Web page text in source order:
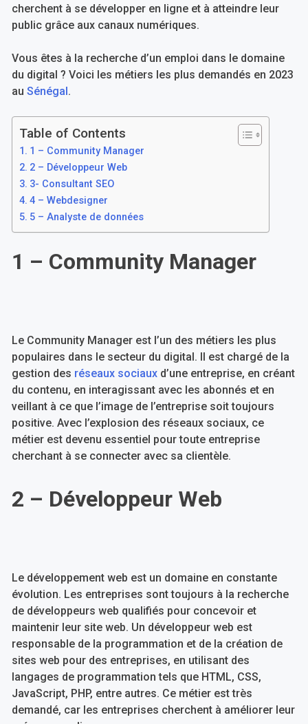
cherchent à se développer en ligne et à atteindre leur
public grâce aux canaux numériques.
Vous êtes à la recherche d’un emploi dans le domaine
du digital ? Voici les métiers les plus demandés en 2023
au Sénégal.
Table of Contents
1 – Community Manager
2 – Développeur Web
3- Consultant SEO
4 – Webdesigner
5 – Analyste de données
1 – Community Manager
Le Community Manager est l’un des métiers les plus
populaires dans le secteur du digital. Il est chargé de la
gestion des réseaux sociaux d’une entreprise, en créant
du contenu, en interagissant avec les abonnés et en
veillant à ce que l’image de l’entreprise soit toujours
positive. Avec l’explosion des réseaux sociaux, ce
métier est devenu essentiel pour toute entreprise
cherchant à se connecter avec sa clientèle.
2 – Développeur Web
Le développement web est un domaine en constante
évolution. Les entreprises sont toujours à la recherche
de développeurs web qualifiés pour concevoir et
maintenir leur site web. Un développeur web est
responsable de la programmation et de la création de
sites web pour des entreprises, en utilisant des
langages de programmation tels que HTML, CSS,
JavaScript, PHP, entre autres. Ce métier est très
demandé, car les entreprises cherchent à améliorer leur